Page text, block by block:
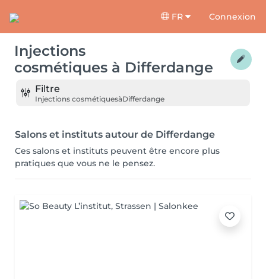
FR Connexion
Injections
cosmétiques à Differdange
Filtre
Injections cosmétiquesàDifferdange
Salons et instituts autour de Differdange
Ces salons et instituts peuvent être encore plus
pratiques que vous ne le pensez.